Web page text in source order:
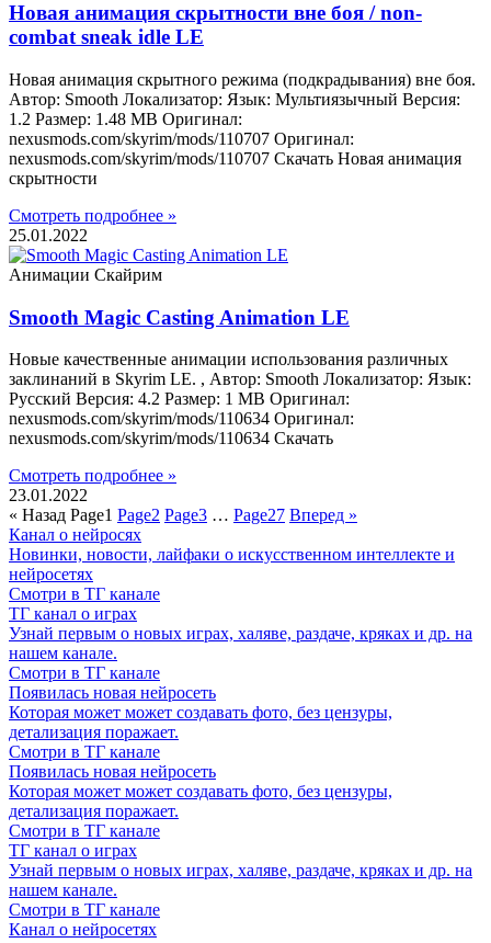
Новая анимация скрытности вне боя / non-
combat sneak idle LE
Новая анимация скрытного режима (подкрадывания) вне боя.
Автор: Smooth Локализатор: Язык: Мультиязычный Версия:
1.2 Размер: 1.48 MB Оригинал:
nexusmods.com/skyrim/mods/110707 Оригинал:
nexusmods.com/skyrim/mods/110707 Скачать Новая анимация
скрытности
Смотреть подробнее »
25.01.2022
Анимации Скайрим
Smooth Magic Casting Animation LE
Новые качественные анимации использования различных
заклинаний в Skyrim LE. , Автор: Smooth Локализатор: Язык:
Русский Версия: 4.2 Размер: 1 MB Оригинал:
nexusmods.com/skyrim/mods/110634 Оригинал:
nexusmods.com/skyrim/mods/110634 Скачать
Смотреть подробнее »
23.01.2022
« Назад Page1 Page2 Page3 … Page27 Вперед »
Канал о нейросях
Новинки, новости, лайфаки о искусственном интеллекте и
нейросетях
Смотри в ТГ канале
ТГ канал о играх
Узнай первым о новых играх, халяве, раздаче, кряках и др. на
нашем канале.
Смотри в ТГ канале
Появилась новая нейросеть
Которая может может создавать фото, без цензуры,
детализация поражает.
Смотри в ТГ канале
Появилась новая нейросеть
Которая может может создавать фото, без цензуры,
детализация поражает.
Смотри в ТГ канале
ТГ канал о играх
Узнай первым о новых играх, халяве, раздаче, кряках и др. на
нашем канале.
Смотри в ТГ канале
Канал о нейросетях